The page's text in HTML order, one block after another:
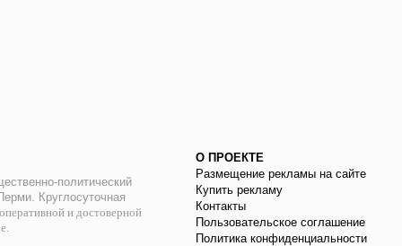
политический
Круглосуточная
и достоверной
О ПРОЕКТЕ
Размещение рекламы на сайте
Купить рекламу
Контакты
Пользовательское соглашение
Политика конфиденциальности